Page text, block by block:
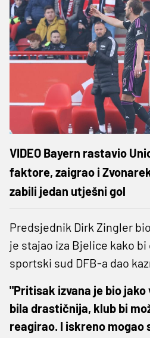
VIDEO Bayern rastavio
faktore, zaigrao i
zabili jedan utješni gol
Predsjednik Dirk Zingler
je stajao iza Bjelice kako
sportski sud DFB-a dao
"Pritisak izvana je bio jako
bila drastičnija, klub bi
reagirao. I iskreno mogao